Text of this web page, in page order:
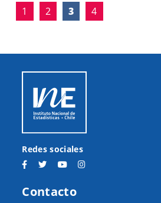
1 2 3 4
Redes sociales
Contacto